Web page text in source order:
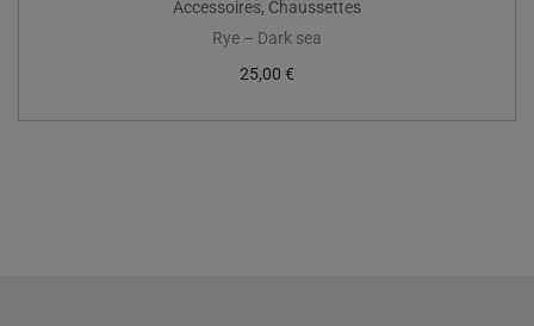
Accessoires, Chaussettes
Rye – Dark sea
25,00 €